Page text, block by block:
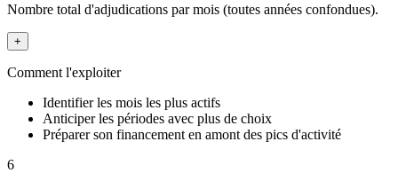
Nombre total d'adjudications par mois (toutes années confondues).
+
Comment l'exploiter
Identifier les mois les plus actifs
Anticiper les périodes avec plus de choix
Préparer son financement en amont des pics d'activité
6